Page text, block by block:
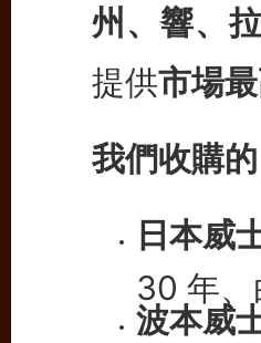
州、響、
提供市場
我們收購
日本威
30 年、
波本威